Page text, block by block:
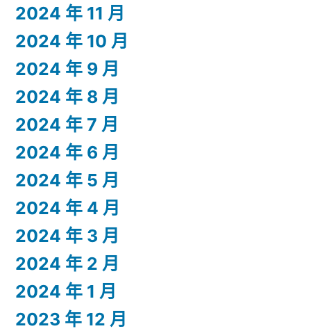
2024 年 11 月
2024 年 10 月
2024 年 9 月
2024 年 8 月
2024 年 7 月
2024 年 6 月
2024 年 5 月
2024 年 4 月
2024 年 3 月
2024 年 2 月
2024 年 1 月
2023 年 12 月